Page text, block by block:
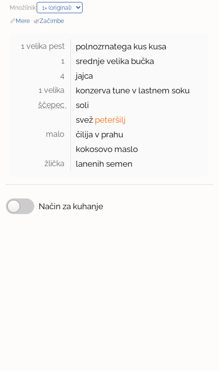
Množilnik:
📏Mere · 🌿Začimbe
1 velika pest polnozrnatega kus kusa
1 srednje velika bučka
4 jajca
1 velika konzerva tune v lastnem soku
ščepec
soli
svež peteršilj
malo
čilija v prahu
kokosovo maslo
žlička lanenih semen
Način za kuhanje